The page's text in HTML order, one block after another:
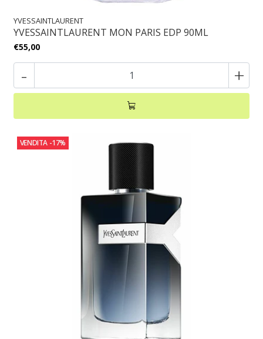
YVESSAINTLAURENT
YVESSAINTLAURENT MON PARIS EDP 90ML
€55,00
- +
VENDITA -17%